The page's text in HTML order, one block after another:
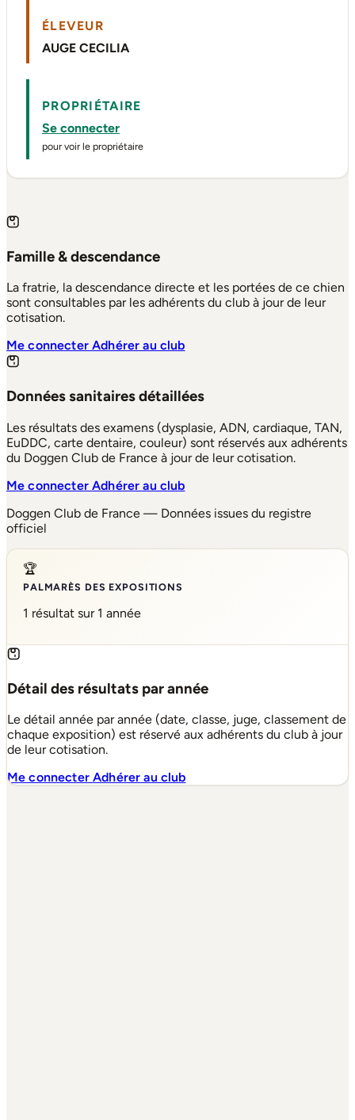
ÉLEVEUR
AUGE CECILIA
PROPRIÉTAIRE
Se connecter
pour voir le propriétaire
Famille & descendance
La fratrie, la descendance directe et les portées de ce chien
sont consultables par les adhérents du club à jour de leur
cotisation.
Me connecterAdhérer au club
Données sanitaires détaillées
Les résultats des examens (dysplasie, ADN, cardiaque, TAN,
EuDDC, carte dentaire, couleur) sont réservés aux adhérents
du Doggen Club de France à jour de leur cotisation.
Me connecterAdhérer au club
Doggen Club de France — Données issues du registre
officiel
🏆
PALMARÈS DES EXPOSITIONS
1 résultat sur 1 année
Détail des résultats par année
Le détail année par année (date, classe, juge, classement de
chaque exposition) est réservé aux adhérents du club à jour
de leur cotisation.
Me connecterAdhérer au club